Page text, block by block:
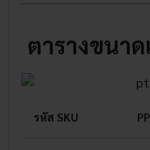
ตารางขนา
รหัส SKU